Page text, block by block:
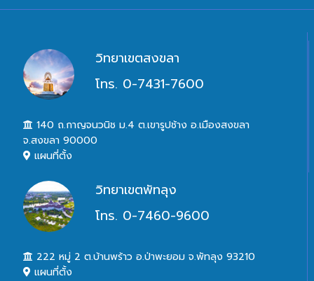
วิทยาเขตสงขลา
โทร. 0-7431-7600
140 ถ.กาญจนวนิช ม.4 ต.เขารูปช้าง อ.เมืองสงขลา
จ.สงขลา 90000
แผนที่ตั้ง
วิทยาเขตพัทลุง
โทร. 0-7460-9600
222 หมู่ 2 ต.บ้านพร้าว อ.ป่าพะยอม จ.พัทลุง 93210
แผนที่ตั้ง